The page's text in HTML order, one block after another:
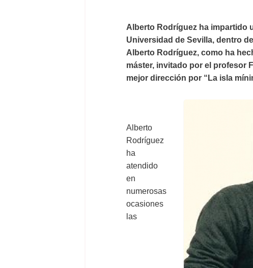
Alberto Rodríguez ha impartido
Universidad de Sevilla, dentro
Alberto Rodríguez, como ha
máster, invitado por el profesor
mejor dirección por “La isla
Alberto
Rodríguez
ha
atendido
en
numerosas
ocasiones
las